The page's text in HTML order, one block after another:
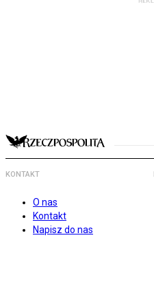
KONTAKT
O nas
Kontakt
Napisz do nas